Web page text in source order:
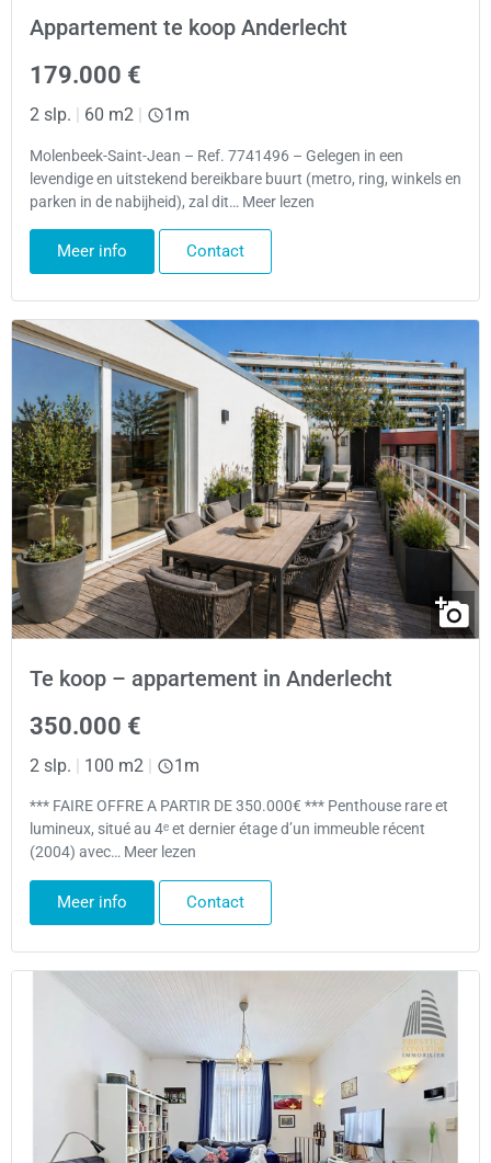
Appartement te koop Anderlecht
179.000 €
2 slp. 60 m2 1m
Molenbeek-Saint-Jean – Ref. 7741496 – Gelegen in een
levendige en uitstekend bereikbare buurt (metro, ring, winkels en
parken in de nabijheid), zal dit… Meer lezen
Meer info Contact
Te koop – appartement in Anderlecht
350.000 €
2 slp. | 100 m2 | 1m
*** FAIRE OFFRE A PARTIR DE 350.000€ *** Penthouse rare et
lumineux, situé au 4ᵉ et dernier étage d’un immeuble récent
(2004) avec… Meer lezen
Meer info Contact